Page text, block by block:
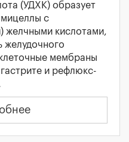
(УДХК) образует
с
желчными кислотами,
желудочного
мембраны
и рефлюкс-